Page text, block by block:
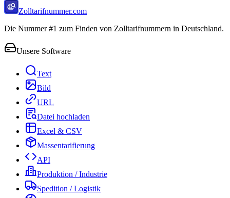
Zolltarifnummer.com
Die Nummer #1 zum Finden von Zolltarifnummern in Deutschland.
Unsere Software
Text
Bild
URL
Datei hochladen
Excel & CSV
Massentarifierung
API
Produktion / Industrie
Spedition / Logistik